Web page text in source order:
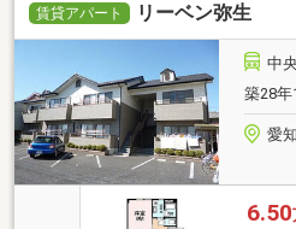
賃貸アパート リーベン弥生
中
築28年
愛
6.50